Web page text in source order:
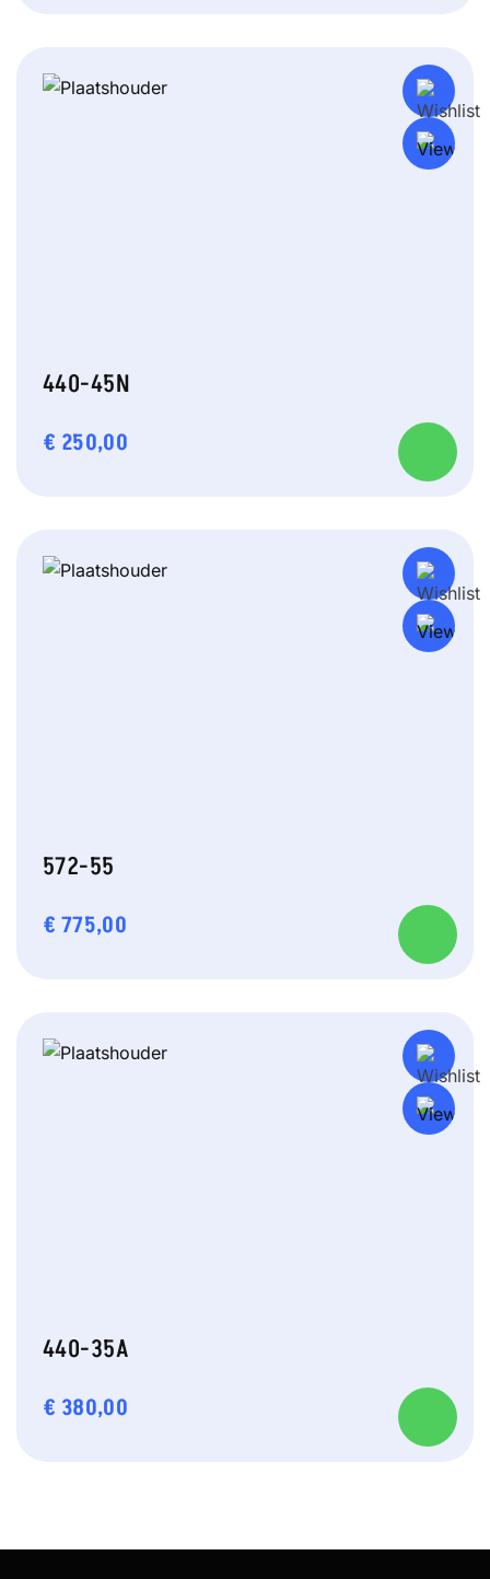
440-45N
€ 250,00
572-55
€ 775,00
440-35A
€ 380,00